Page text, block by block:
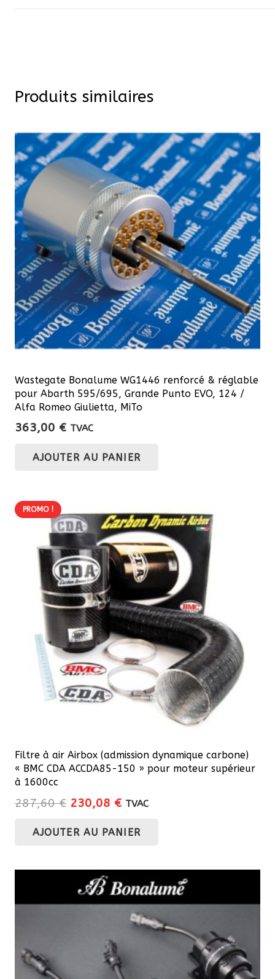
Produits similaires
Wastegate Bonalume WG1446 renforcé & réglable
pour Abarth 595/695, Grande Punto EVO, 124 /
Alfa Romeo Giulietta, MiTo
363,00 € TVAC
AJOUTER AU PANIER
PROMO !
Filtre à air Airbox (admission dynamique carbone)
« BMC CDA ACCDA85-150 » pour moteur supérieur
à 1600cc
287,60€ Le
initial
287,60 €.
230,08 €Le
actuel
230,08 €.
TVAC
AJOUTER AU PANIER